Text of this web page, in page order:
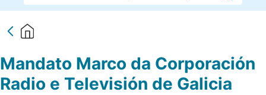
Mandato Marco da Corporación
Radio e Televisión de Galicia